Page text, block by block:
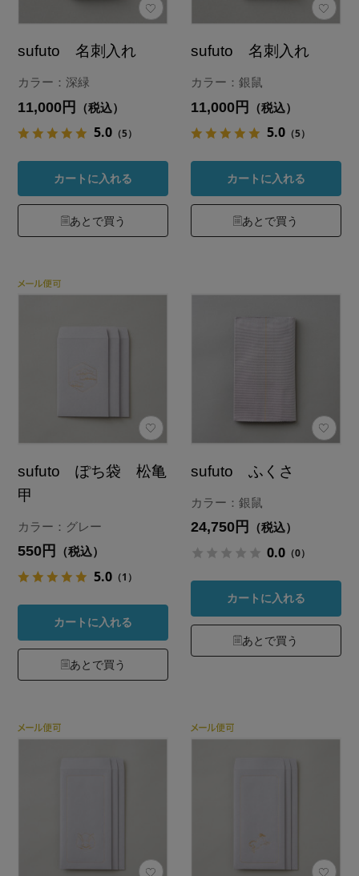
sufuto 名刺入れ
カラー：深緑
11,000円 （税込）
5.0 （5）
カートに入れる
あとで買う
sufuto 名刺入れ
カラー：銀鼠
11,000円 （税込）
5.0 （5）
カートに入れる
あとで買う
sufuto ぽち袋 松亀
甲
カラー：グレー
550円 （税込）
5.0 （1）
カートに入れる
あとで買う
sufuto ふくさ
カラー：銀鼠
24,750円 （税込）
0.0 （0）
カートに入れる
あとで買う